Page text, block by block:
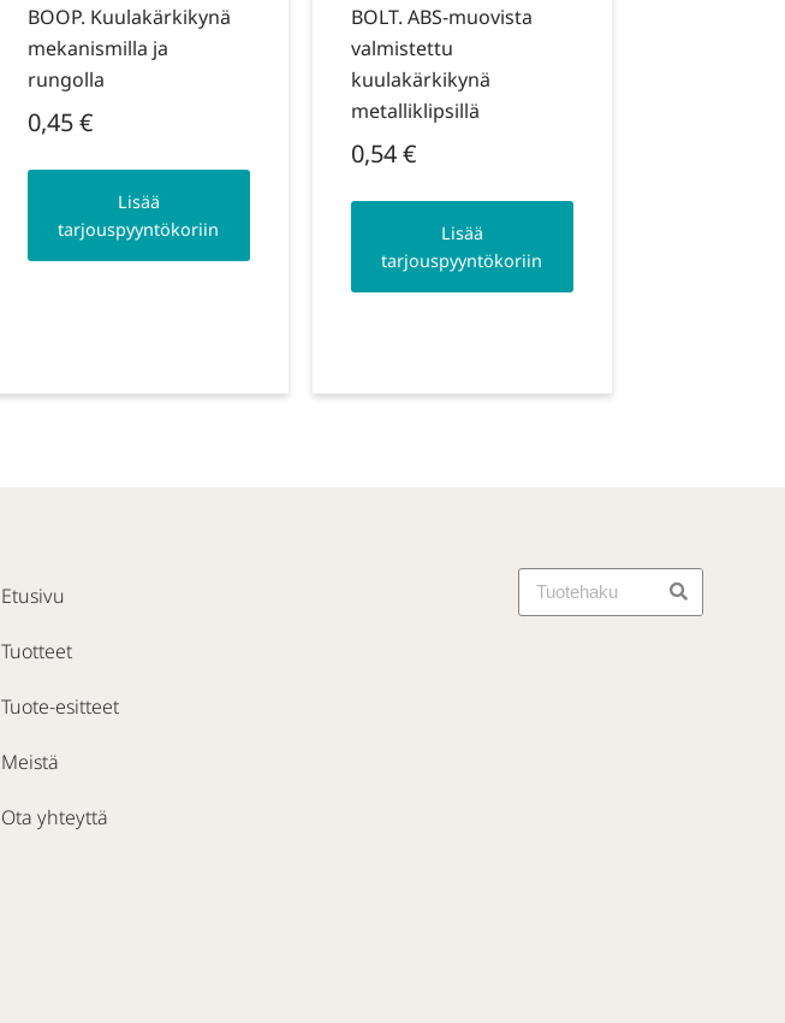
BOOP. Kuulakärkikynä
mekanismilla ja
rungolla
0,45€
Lisää
tarjouspyyntökoriin
BOLT. ABS-muovista
valmistettu
kuulakärkikynä
metalliklipsillä
0,54€
Lisää
tarjouspyyntökoriin
Etusivu
Tuotteet
Tuote-esitteet
Meistä
Ota yhteyttä